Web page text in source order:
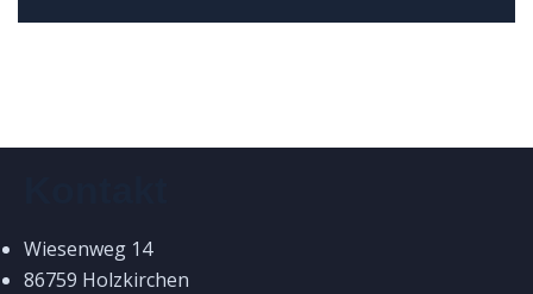
Wiesenweg 14
86759 Holzkirchen